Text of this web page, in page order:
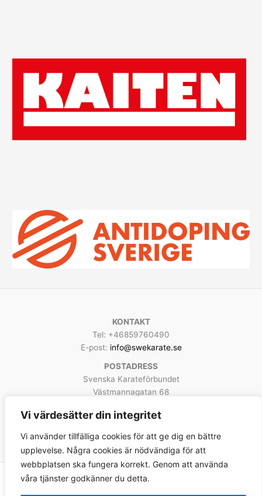
Vi värdesätter din integritet
Vi använder tillfälliga cookies för att ge dig en bättre
upplevelse. Några cookies är nödvändiga för att
webbplatsen ska fungera korrekt. Genom att använda
våra tjänster godkänner du detta.
KONTAKT
Tel: +46859760490
E-post: info@swekarate.se
POSTADRESS
Svenska Karateförbundet
Västmannagatan 68
Instagram
Copyright © 2026 Svenska Karateförbundet